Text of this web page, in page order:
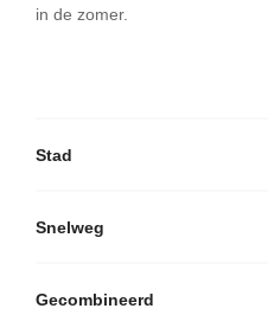
in de zomer.
Stad
Snelweg
Gecombineerd